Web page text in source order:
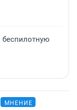
беспилотную
МНЕНИЕ